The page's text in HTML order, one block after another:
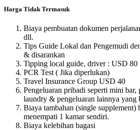
Harga Tidak Termasuk
Biaya pembuatan dokumen
dll.
Tips Guide Lokal dan Pengemudi
& disarankan
Tipping local guide, driver : USD 80
PCR Test ( Jika diperlukan)
Travel Insurance Group USD 40
Pengeluaran pribadi seperti mini bar,
laundry & pengeluaran lainnya yang
Biaya tambahan (single supplement)
menempati 1 kamar sendiri.
Biaya kelebihan bagasi